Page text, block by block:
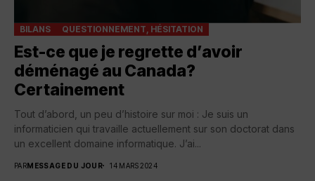
BILANS QUESTIONNEMENT, HÉSITATION
Est-ce que je regrette d’avoir
déménagé au Canada?
Certainement
Tout d’abord, un peu d’histoire sur moi : Je suis un
informaticien qui travaille actuellement sur son doctorat dans
un excellent domaine informatique. J’ai...
PARMESSAGE DU JOUR 14 MARS 2024